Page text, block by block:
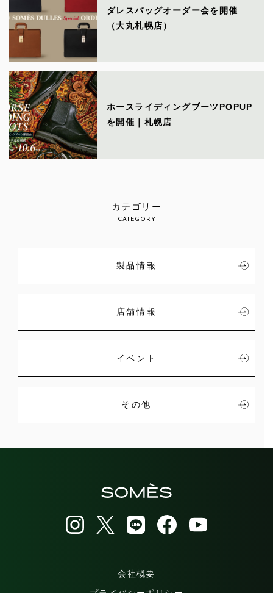
ダレスバッグオーダー会を開催
（大丸札幌店）
ホースライディングブーツPOPUP
を開催｜札幌店
カテゴリー
CATEGORY
製品情報
店舗情報
イベント
その他
会社概要